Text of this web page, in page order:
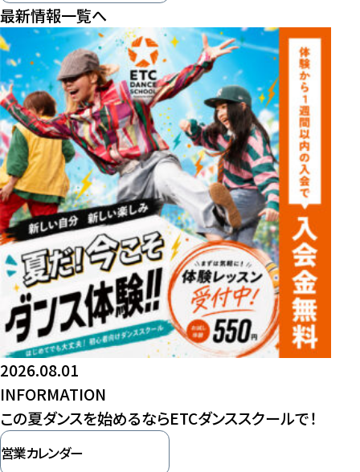
最新情報一覧へ
2026.08.01
INFORMATION
この夏ダンスを始めるならETCダンススクールで！
営業カレンダー